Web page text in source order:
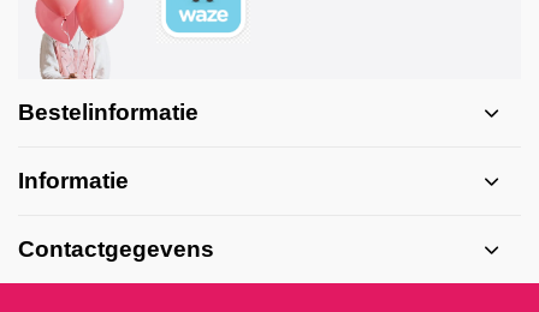
Bestelinformatie
Informatie
Contactgegevens